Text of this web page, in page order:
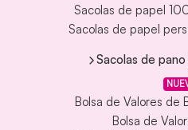
Sacolas de papel
Sacolas de papel
Sacolas de
Bolsa de Valores de
Bolsa de